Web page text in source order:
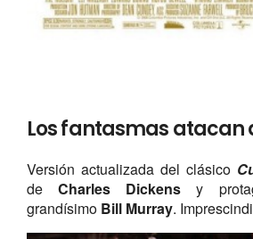
Los fantasmas atacan
Versión actualizada del clásico
deCharles Dickensy
grandísimo Bill Murray.